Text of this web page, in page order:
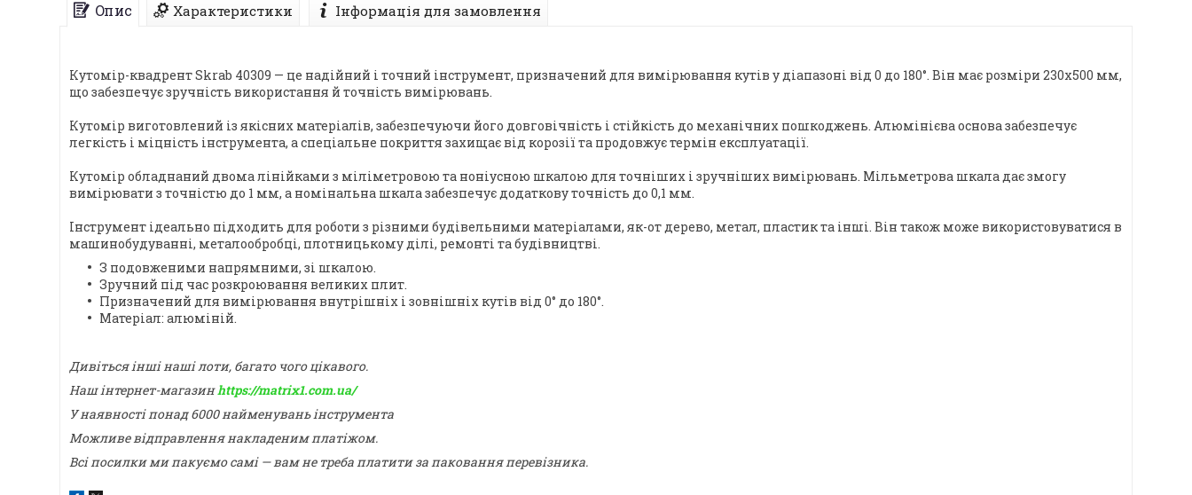
Опис Характеристики Інформація для замовлення
Кутомір-квадрент Skrab 40309 — це надійний і точний інструмент, призначений для вимірювання кутів у діапазоні від 0 до 180°. Він має розміри 230x500 мм,
що забезпечує зручність використання й точність вимірювань.
Кутомір виготовлений із якісних матеріалів, забезпечуючи його довговічність і стійкість до механічних пошкоджень. Алюмінієва основа забезпечує
легкість і міцність інструмента, а спеціальне покриття захищає від корозії та продовжує термін експлуатації.
Кутомір обладнаний двома лінійками з міліметровою та ноніусною шкалою для точніших і зручніших вимірювань. Мільметрова шкала дає змогу
вимірювати з точністю до 1 мм, а номінальна шкала забезпечує додаткову точність до 0,1 мм.
Інструмент ідеально підходить для роботи з різними будівельними матеріалами, як-от дерево, метал, пластик та інші. Він також може використовуватися в
машинобудуванні, металообробці, плотницькому ділі, ремонті та будівництві.
З подовженими напрямними, зі шкалою.
Зручний під час розкроювання великих плит.
Призначений для вимірювання внутрішніх і зовнішніх кутів від 0° до 180°.
Матеріал: алюміній.
Дивіться інші наші лоти, багато чого цікавого.
Наш інтернет-магазинhttps://matrix1.com.ua/
У наявності понад 6000 найменувань інструмента
Можливе відправлення накладеним платіжом.
Всі посилки ми пакуємо самі — вам не треба платити за паковання перевізника.